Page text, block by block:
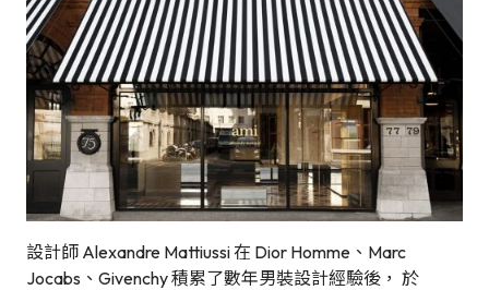
設計師 Alexandre Mattiussi 在 Dior Homme、Marc
Jocabs、Givenchy 積累了數年男裝設計經驗後， 於